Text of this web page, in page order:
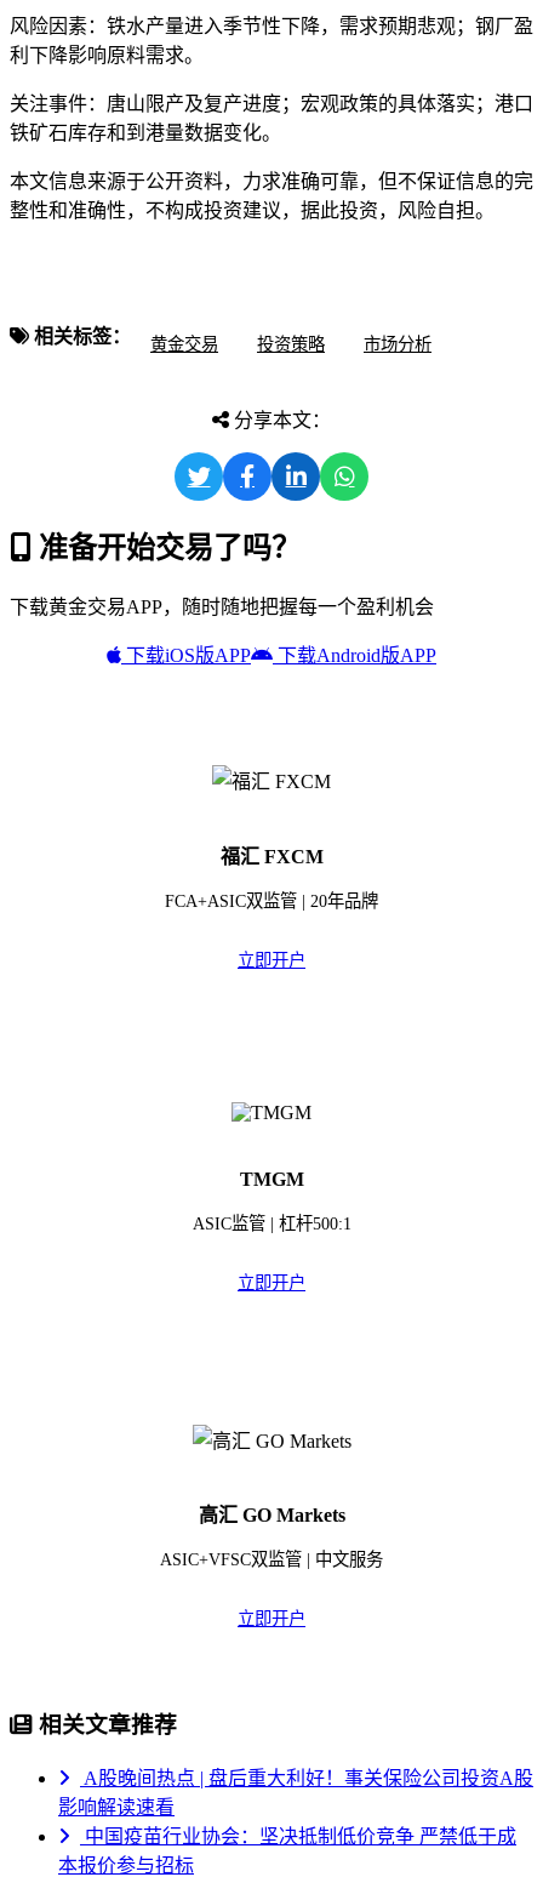
风险因素：铁水产量进入季节性下降，需求预期悲观；钢厂盈
利下降影响原料需求。
关注事件：唐山限产及复产进度；宏观政策的具体落实；港口
铁矿石库存和到港量数据变化。
本文信息来源于公开资料，力求准确可靠，但不保证信息的完
整性和准确性，不构成投资建议，据此投资，风险自担。
相关标签： 黄金交易 投资策略 市场分析
分享本文：
准备开始交易了吗？
下载黄金交易APP，随时随地把握每一个盈利机会
下载iOS版APP 下载Android版APP
福汇 FXCM
FCA+ASIC双监管 | 20年品牌
立即开户
TMGM
ASIC监管 | 杠杆500:1
立即开户
高汇 GO Markets
ASIC+VFSC双监管 | 中文服务
立即开户
相关文章推荐
A股晚间热点 | 盘后重大利好！事关保险公司投资A股
影响解读速看
中国疫苗行业协会：坚决抵制低价竞争 严禁低于成
本报价参与招标